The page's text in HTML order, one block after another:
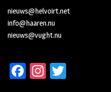
nieuws@helvoirt.net
info@haaren.nu
nieuws@vught.nu
Fa In